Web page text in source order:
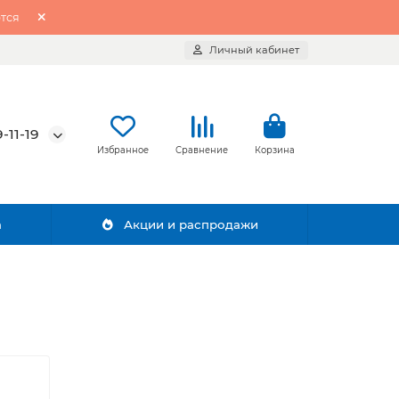
Личный кабинет
11-19
Избранное Сравнение Корзина
Акции и распродажи